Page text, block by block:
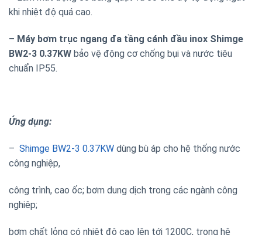
khi nhiệt độ quá cao.
– Máy bơm trục ngang đa tầng cánh đầu inox Shimge
BW2-3 0.37KW bảo vệ động cơ chống bụi và nước tiêu
chuẩn IP55.
Ứng dụng:
– Shimge BW2-3 0.37KW dùng bù áp cho hệ thống nước
công nghiệp,
công trình, cao ốc; bơm dung dịch trong các ngành công
nghiêp;
bơm chất lỏng có nhiệt độ cao lên tới 1200C, trong hệ